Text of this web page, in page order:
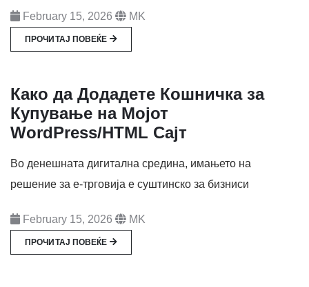
February 15, 2026 MK
ПРОЧИТАЈ ПОВЕЌЕ
Како да Додадете Кошничка за
Купување на Мојот
WordPress/HTML Сајт
Во денешната дигитална средина, имањето на
решение за е-трговија е суштинско за бизниси
February 15, 2026 MK
ПРОЧИТАЈ ПОВЕЌЕ